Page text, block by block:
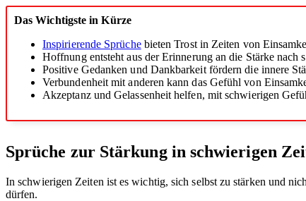
Das Wichtigste in Kürze
Inspirierende Sprüchebieten Trost in Zeiten von
Hoffnung entsteht aus der Erinnerung an die Stärke nach
Positive Gedanken und Dankbarkeit fördern die innere
Verbundenheit mit anderen kann das Gefühl von
Akzeptanz und Gelassenheit helfen, mit schwierigen
Sprüche zur Stärkung in schwierigen
In schwierigen Zeiten ist es wichtig, sich selbst zu stärken und
dürfen.